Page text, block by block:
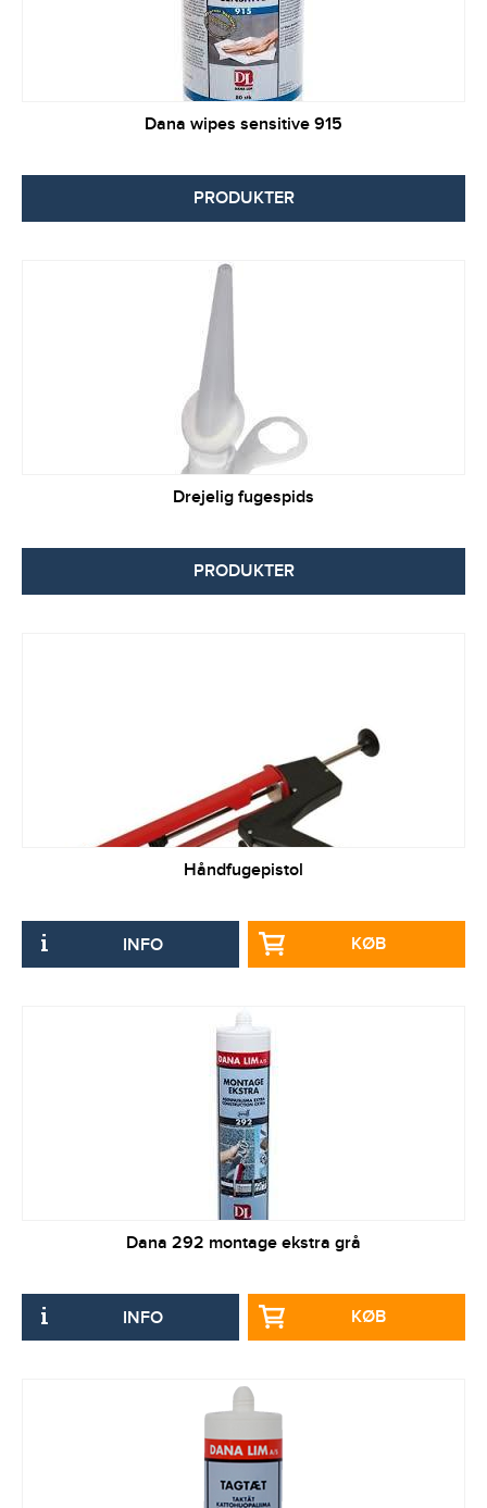
Dana wipes sensitive 915
PRODUKTER
Drejelig fugespids
PRODUKTER
Håndfugepistol
INFO KØB
Dana 292 montage ekstra grå
INFO KØB